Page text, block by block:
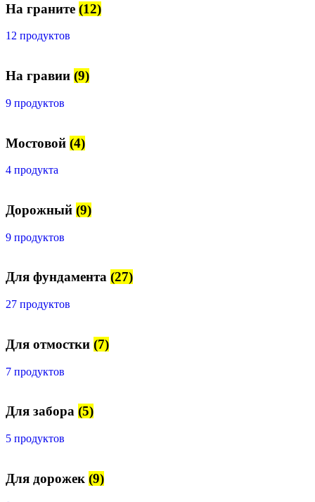
На граните (12)
12 продуктов
На гравии (9)
9 продуктов
Мостовой (4)
4 продукта
Дорожный (9)
9 продуктов
Для фундамента (27)
27 продуктов
Для отмостки (7)
7 продуктов
Для забора (5)
5 продуктов
Для дорожек (9)